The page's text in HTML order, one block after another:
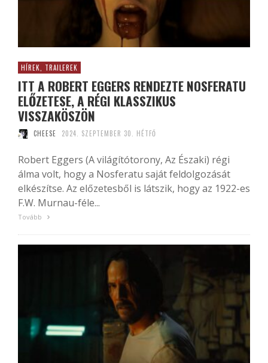
HÍREK, TRAILEREK
ITT A ROBERT EGGERS RENDEZTE NOSFERATU
ELŐZETESE, A RÉGI KLASSZIKUS
VISSZAKÖSZÖN
CHEESE 2024. SZEPTEMBER 30. HÉTFŐ
Robert Eggers (A világítótorony, Az Északi) régi
álma volt, hogy a Nosferatu saját feldolgozását
elkészítse. Az előzetesből is látszik, hogy az 1922-es
F.W. Murnau-féle...
Tovább